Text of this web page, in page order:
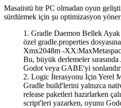
Masaüstü bir PC olmadan oyun
sürdürmek için şu optimizasyon
Gradle Daemon Bellek Ayak
özel gradle.properties dosyasına
Xmx2048m -
Bu, büyük derlemeler
Godot veya GABE'yi
Logic İterasyonu İçin Yerel
Gradle build'lerini yalnızca
release paketleri hazırlarken
script'leri yazarken, oyunu